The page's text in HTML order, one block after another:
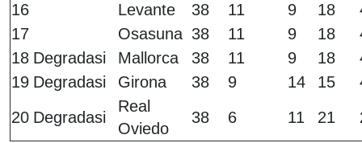
16
Levante 38 11 9 18
17
Osasuna 38 11 9 18
18 Degradasi Mallorca 38 11 9 18
19 Degradasi Girona 38 9 14 15
20 Degradasi
Real
Oviedo
38 6 11 21